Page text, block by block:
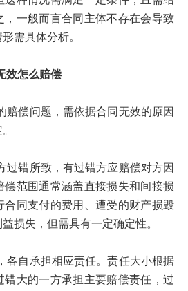
，一般而言合同主体不存在会导致
需具体分析。
效怎么赔偿
偿问题，需依据合同无效的原因
错所致，有过错方应赔偿对方因
偿范围通常涵盖直接损失和间接损
合同支付的费用、遭受的财产损毁
损失，但需具有一定确定性。
自承担相应责任。责任大小根据
错大的一方承担主要赔偿责任，过